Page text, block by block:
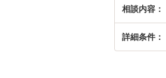
相談内容
詳細条件